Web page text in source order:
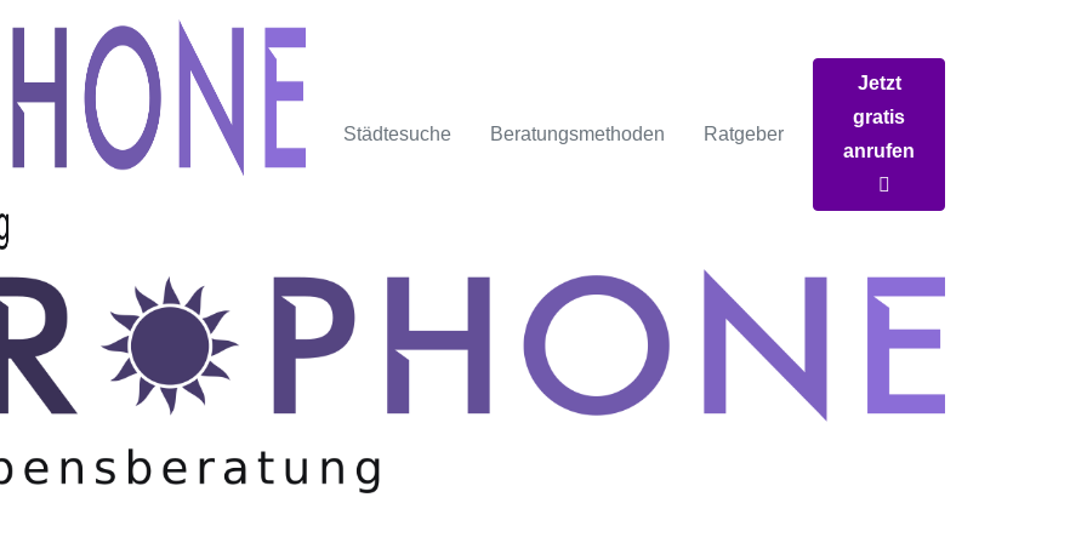
Städtesuche Beratungsmethoden Ratgeber
Jetzt
gratis
anrufen